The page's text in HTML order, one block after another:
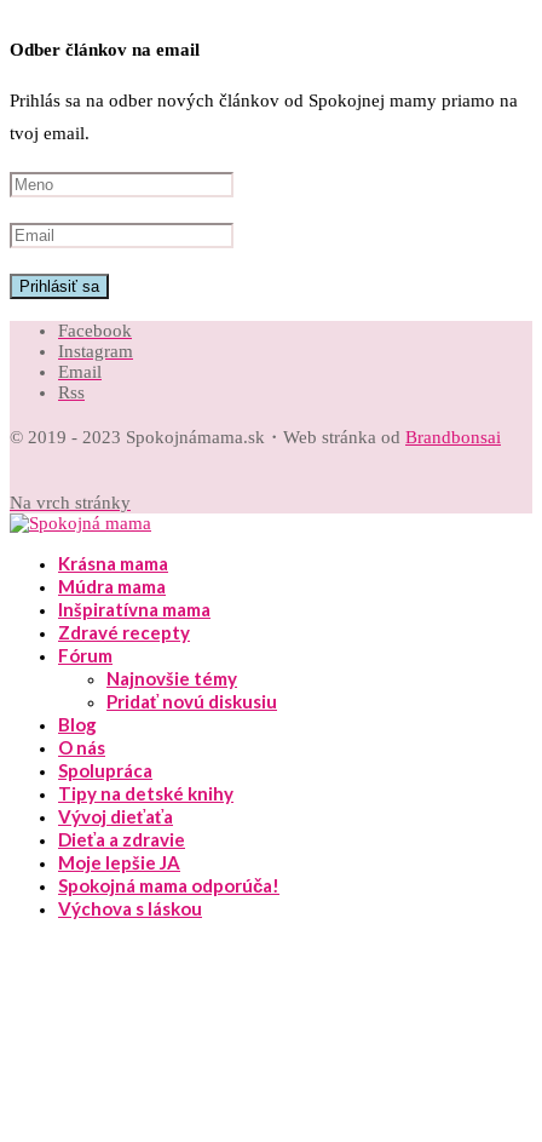
Odber článkov na email
Prihlás sa na odber nových článkov od Spokojnej mamy priamo na
tvoj email.
Facebook
Instagram
Email
Rss
© 2019 - 2023 Spokojnámama.sk・Web stránka od Brandbonsai
Na vrch stránky
Krásna mama
Múdra mama
Inšpiratívna mama
Zdravé recepty
Fórum
Najnovšie témy
Pridať novú diskusiu
Blog
O nás
Spolupráca
Tipy na detské knihy
Vývoj dieťaťa
Dieťa a zdravie
Moje lepšie JA
Spokojná mama odporúča!
Výchova s láskou